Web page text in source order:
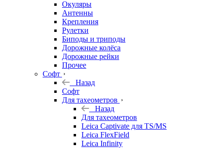
Окуляры
Антенны
Крепления
Рулетки
Биподы и триподы
Дорожные колёса
Дорожные рейки
Прочее
Софт
Назад
Софт
Для тахеометров
Назад
Для тахеометров
Leica Captivate для TS/MS
Leica FlexField
Leica Infinity